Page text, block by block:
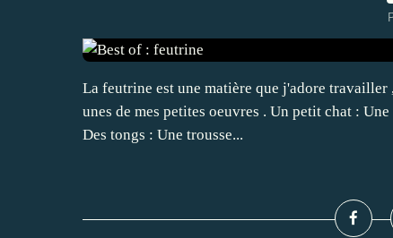
La feutrine est une matière que j'adore travailler
unes de mes petites oeuvres . Un petit chat :
Des tongs : Une trousse...